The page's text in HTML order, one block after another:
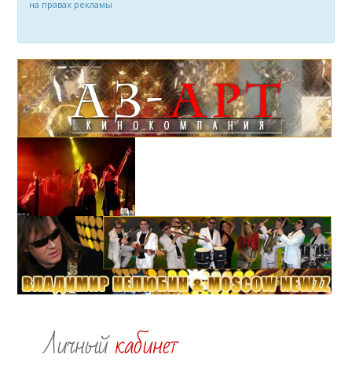
на правах рекламы
Личныйкабинет